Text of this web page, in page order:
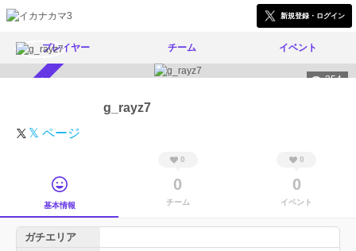
新規登録・ログイン
プレイヤー チーム イベント
354
g_rayz7
𝕏 ページ
基本情報
0
0
チーム
0
0
イベント
ガチエリア